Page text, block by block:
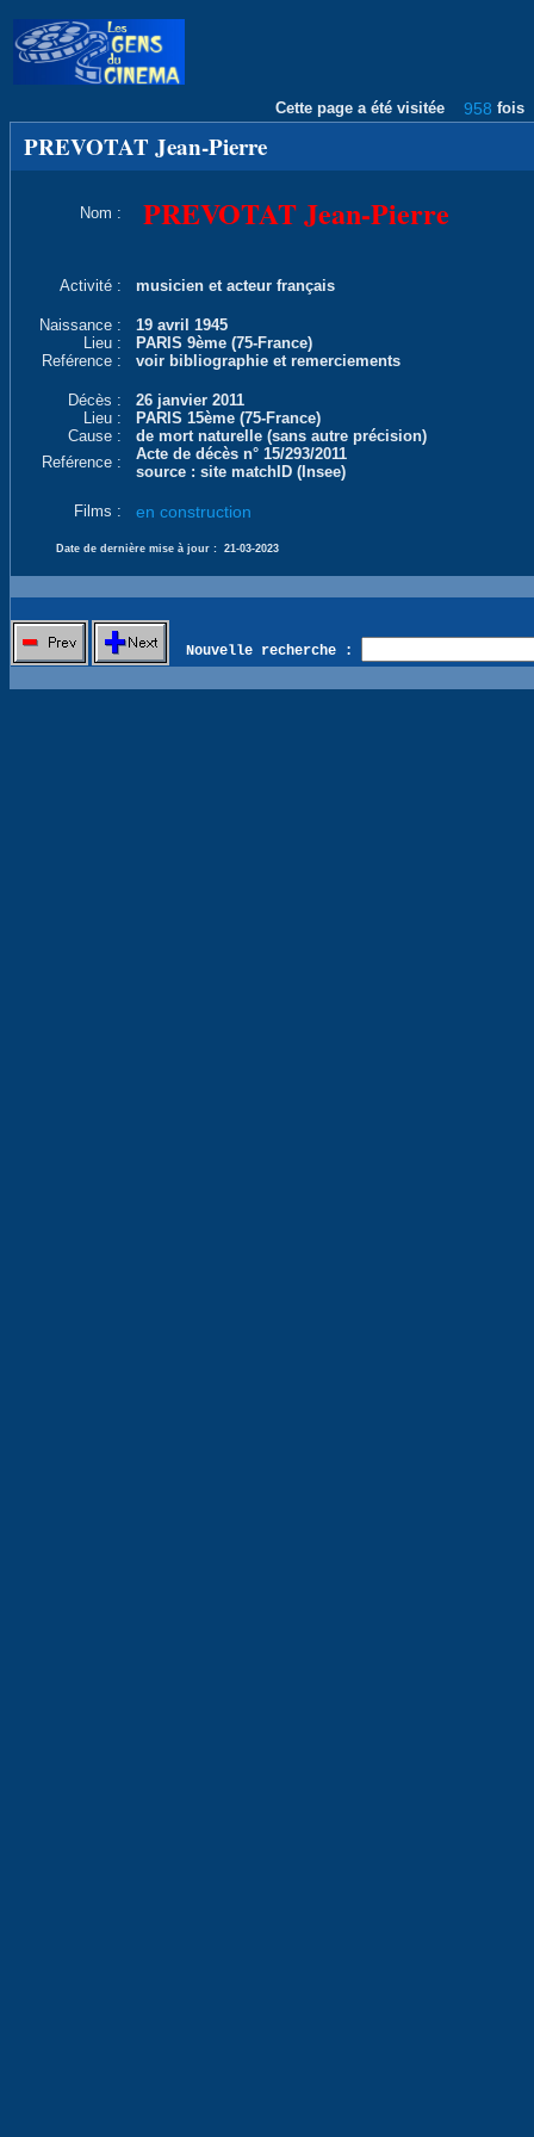
Cette page a été visitée 958 fois
PREVOTAT Jean-Pierre
Nom : PREVOTAT Jean-Pierre
Activité : musicien et acteur français
Naissance :
19 avril 1945
Lieu :
PARIS 9ème (75-France)
Reférence :
voir bibliographie et remerciements
Décès :
26 janvier 2011
Lieu :
PARIS 15ème (75-France)
Cause :
de mort naturelle (sans autre précision)
Reférence :
Acte de décès n° 15/293/2011
source : site matchID (Insee)
Films : en construction
Date de dernière mise à jour : 21-03-2023
Nouvelle recherche :